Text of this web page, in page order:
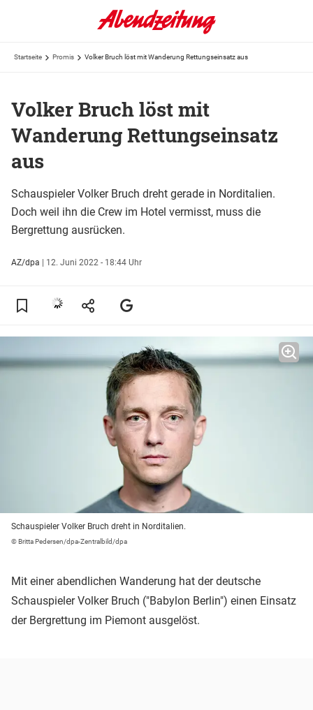
Startseite Promis Volker Bruch löst mit Wanderung Rettungseinsatz aus
Volker Bruch löst mit
Wanderung Rettungseinsatz
aus
Schauspieler Volker Bruch dreht gerade in Norditalien.
Doch weil ihn die Crew im Hotel vermisst, muss die
Bergrettung ausrücken.
AZ/dpa | 12. Juni 2022 - 18:44 Uhr
Schauspieler Volker Bruch dreht in Norditalien.
© Britta Pedersen/dpa-Zentralbild/dpa
Mit einer abendlichen Wanderung hat der deutsche
Schauspieler Volker Bruch ("Babylon Berlin") einen Einsatz
der Bergrettung im Piemont ausgelöst.